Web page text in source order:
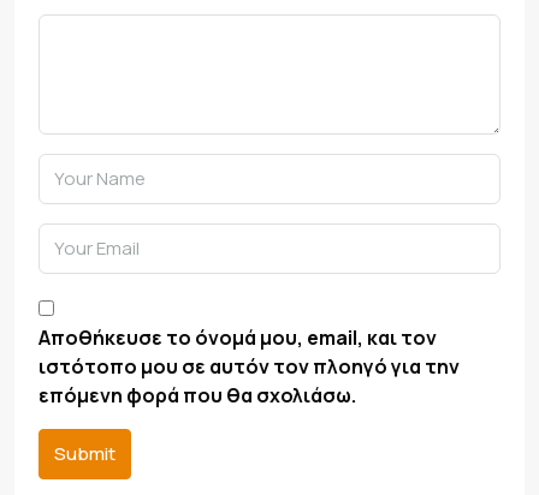
Αποθήκευσε το όνομά μου, email, και τον
ιστότοπο μου σε αυτόν τον πλοηγό για την
επόμενη φορά που θα σχολιάσω.
Submit